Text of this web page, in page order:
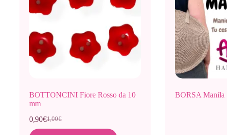
BOTTONCINI Fiore Rosso da 10
mm
1,00€
Il
prezzo
0,90€Il
prezzo
BORSA Manila